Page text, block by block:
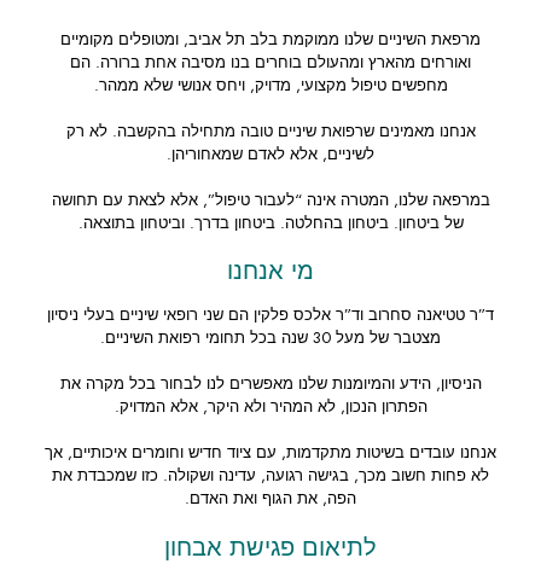
מרפאת השיניים שלנו ממוקמת בלב תל אביב, ומטופלים מקומיים
ואורחים מהארץ ומהעולם בוחרים בנו מסיבה אחת ברורה. הם
מחפשים טיפול מקצועי, מדויק, ויחס אנושי שלא ממהר.
אנחנו מאמינים שרפואת שיניים טובה מתחילה בהקשבה. לא רק
לשיניים, אלא לאדם שמאחוריהן.
במרפאה שלנו, המטרה אינה “לעבור טיפול”, אלא לצאת עם תחושה
של ביטחון. ביטחון בהחלטה. ביטחון בדרך. וביטחון בתוצאה.
מי אנחנו
ד”ר טטיאנה סחרוב וד”ר אלכס פלקין הם שני רופאי שיניים בעלי ניסיון
מצטבר של מעל 30 שנה בכל תחומי רפואת השיניים.
הניסיון, הידע והמיומנות שלנו מאפשרים לנו לבחור בכל מקרה את
הפתרון הנכון, לא המהיר ולא היקר, אלא המדויק.
אנחנו עובדים בשיטות מתקדמות, עם ציוד חדיש וחומרים איכותיים, אך
לא פחות חשוב מכך, בגישה רגועה, עדינה ושקולה. כזו שמכבדת את
הפה, את הגוף ואת האדם.
לתיאום פגישת אבחון